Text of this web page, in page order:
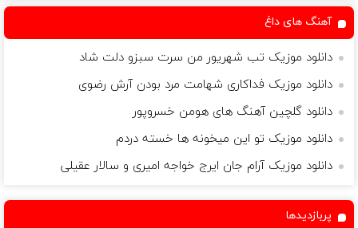
آهنگ های داغ
دانلود موزیک تب شهریور من سرت سبزو دلت شاد
دانلود موزیک فداکارى شهامت مرد بودن آرش رضوی
دانلود گلچین آهنگ های هومن خسروپور
دانلود موزیک تو این میخونه ها خسته دردم
دانلود موزیک آرام جان ایرج خواجه امیری و سالار عقیلی
پربازدیدها